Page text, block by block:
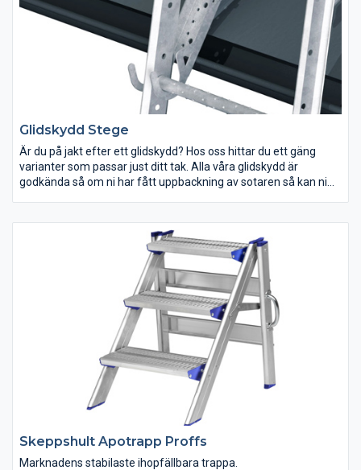
Glidskydd Stege
Är du på jakt efter ett glidskydd? Hos oss hittar du ett gäng
varianter som passar just ditt tak. Alla våra glidskydd är
godkända så om ni har fått uppbackning av sotaren så kan ni
Skeppshult Apotrapp Proffs
Marknadens stabilaste ihopfällbara trappa.